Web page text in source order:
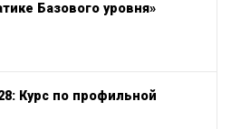
Базового уровня»
Курс по профильной